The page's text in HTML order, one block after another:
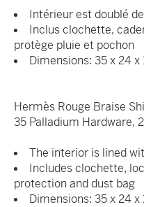
Intérieur est doublé
Inclus clochette,
protège pluie et pochon
Dimensions: 35 x 24 x
Hermès Rouge Braise
35 Palladium Hardware,
The interior is lined
Includes clochette,
protection and dust bag
Dimensions: 35 x 24 x